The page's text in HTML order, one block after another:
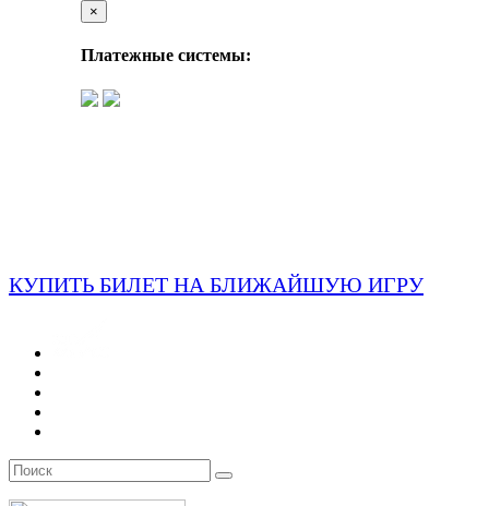
×
Платежные системы:
КУПИТЬ БИЛЕТ НА БЛИЖАЙШУЮ ИГРУ